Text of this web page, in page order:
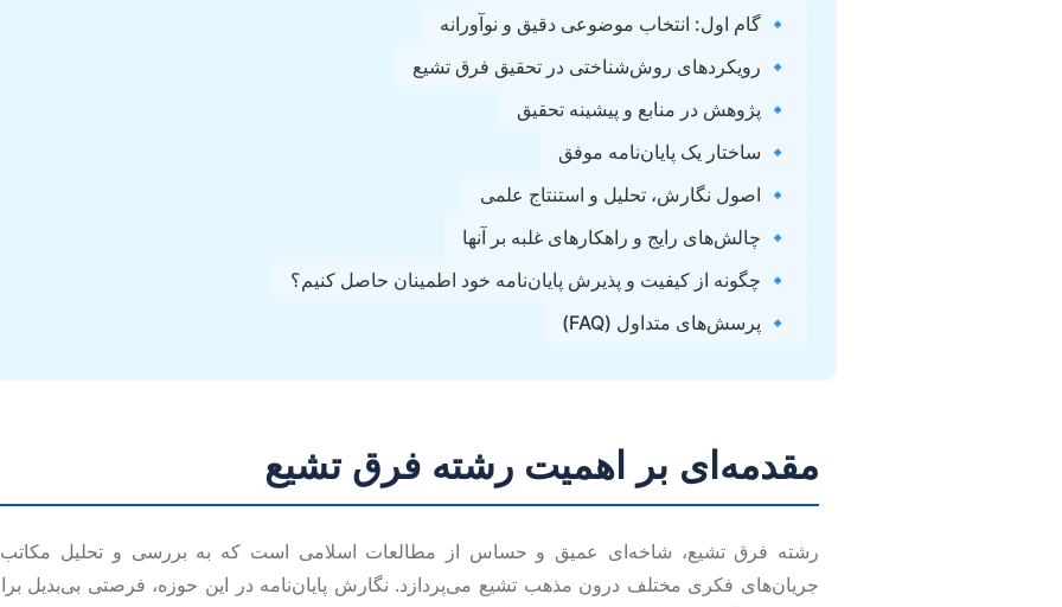
🔹 گام اول: انتخاب موضوعی دقیق و نوآورانه
🔹 رویکردهای روش‌شناختی در تحقیق فرق تشیع
🔹 پژوهش در منابع و پیشینه تحقیق
🔹 ساختار یک پایان‌نامه موفق
🔹 اصول نگارش، تحلیل و استنتاج علمی
🔹 چالش‌های رایج و راهکارهای غلبه بر آنها
🔹 چگونه از کیفیت و پذیرش پایان‌نامه خود اطمینان حاصل کنیم؟
🔹 پرسش‌های متداول (FAQ)
مقدمه‌ای بر اهمیت رشته فرق تشیع
رشته فرق تشیع، شاخه‌ای عمیق و حساس از مطالعات اسلامی است که به بررسی و تحلیل مکاتب،
جریان‌های فکری مختلف درون مذهب تشیع می‌پردازد. نگارش پایان‌نامه در این حوزه، فرصتی بی‌بدیل